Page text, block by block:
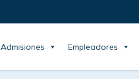
Admisiones Empleadores